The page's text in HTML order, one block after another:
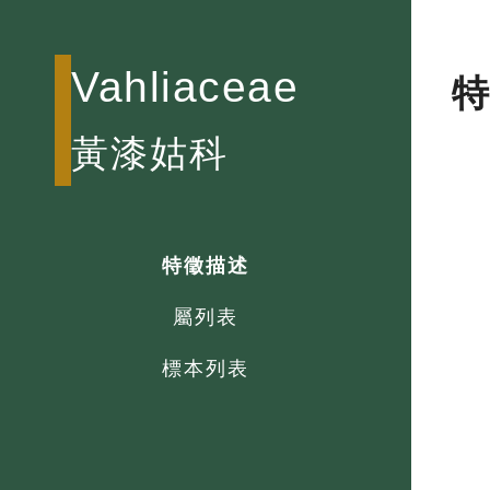
Vahliaceae
黃漆姑科
特徵描述
屬列表
標本列表